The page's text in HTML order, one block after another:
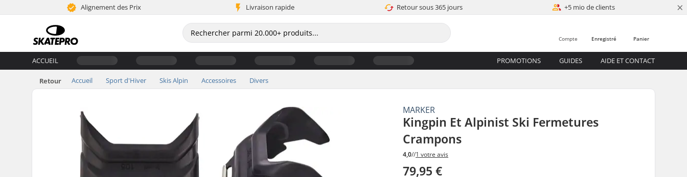
Alignement des Prix Livraison rapide Retour sous 365 jours +5 mio de clients ×
Panier
Enregistré
Compte
ACCUEIL PROMOTIONS GUIDES AIDE ET CONTACT
Retour Accueil Sport d'Hiver Skis Alpin Accessoires Divers
MARKER
Kingpin Et Alpinist Ski Fermetures
Crampons
4,0//1 votre avis
79,95 €